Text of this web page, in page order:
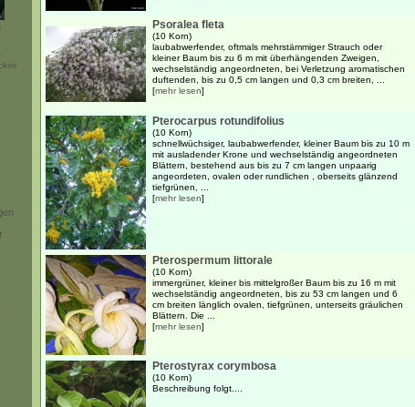
Psoralea fleta
(10 Korn)
laubabwerfender, oftmals mehrstämmiger Strauch oder
kleiner Baum bis zu 6 m mit überhängenden Zweigen,
wechselständig angeordneten, bei Verletzung aromatischen
duftenden, bis zu 0,5 cm langen und 0,3 cm breiten, ...
[mehr lesen]
Pterocarpus rotundifolius
(10 Korn)
schnellwüchsiger, laubabwerfender, kleiner Baum bis zu 10 m
mit ausladender Krone und wechselständig angeordneten
Blättern, bestehend aus bis zu 7 cm langen unpaarig
angeordeten, ovalen oder rundlichen , oberseits glänzend
tiefgrünen, ...
[mehr lesen]
Pterospermum littorale
(10 Korn)
immergrüner, kleiner bis mittelgroßer Baum bis zu 16 m mit
wechselständig angeordneten, bis zu 53 cm langen und 6
cm breiten länglich ovalen, tiefgrünen, unterseits gräulichen
Blättern. Die ...
[mehr lesen]
Pterostyrax corymbosa
(10 Korn)
Beschreibung folgt....